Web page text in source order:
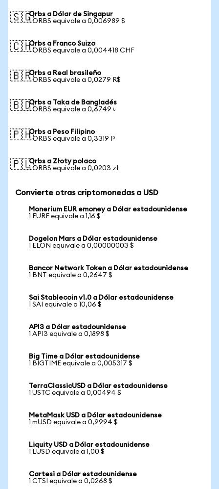
🇸🇬Orbs a Dólar de Singapur
1 ORBS equivale a 0,006989 $
🇨🇭Orbs a Franco Suizo
1 ORBS equivale a 0,004418 CHF
🇧🇷Orbs a Real brasileño
1 ORBS equivale a 0,0279 R$
🇧🇩Orbs a Taka de Bangladés
1 ORBS equivale a 0,6749 ৳
🇵🇭Orbs a Peso Filipino
1 ORBS equivale a 0,3319 ₱
🇵🇱Orbs a Złoty polaco
1 ORBS equivale a 0,0203 zł
Convierte otras criptomonedas a USD
Monerium EUR emoney a Dólar estadounidense
1 EURE equivale a 1,16 $
Dogelon Mars a Dólar estadounidense
1 ELON equivale a 0,00000003 $
Bancor Network Token a Dólar estadounidense
1 BNT equivale a 0,2647 $
Sai Stablecoin v1.0 a Dólar estadounidense
1 SAI equivale a 10,06 $
API3 a Dólar estadounidense
1 API3 equivale a 0,1898 $
Big Time a Dólar estadounidense
1 BIGTIME equivale a 0,005317 $
TerraClassicUSD a Dólar estadounidense
1 USTC equivale a 0,00494 $
MetaMask USD a Dólar estadounidense
1 mUSD equivale a 0,9994 $
Liquity USD a Dólar estadounidense
1 LUSD equivale a 1,00 $
Cartesi a Dólar estadounidense
1 CTSI equivale a 0,0268 $